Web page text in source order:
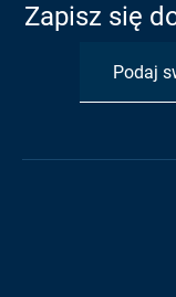
nowej
Urzędu
Zapisz się